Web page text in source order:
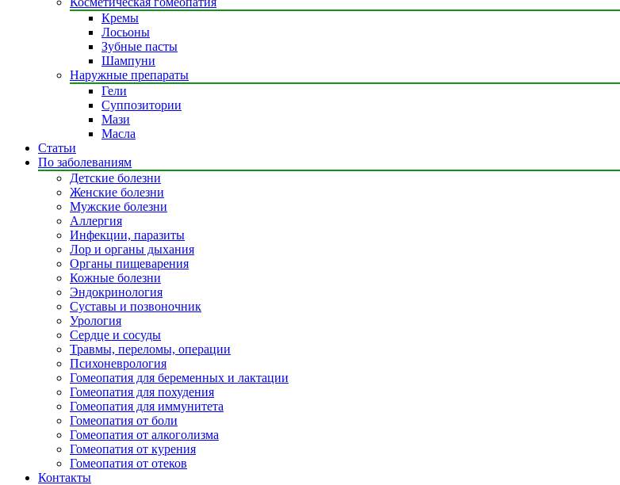
Кремы
Лосьоны
Зубные пасты
Шампуни
Наружные препараты
Гели
Суппозитории
Мази
Масла
Статьи
По заболеваниям
Детские болезни
Женские болезни
Мужские болезни
Аллергия
Инфекции, паразиты
Лор и органы дыхания
Органы пищеварения
Кожные болезни
Эндокринология
Суставы и позвоночник
Урология
Сердце и сосуды
Травмы, переломы, операции
Психоневрология
Гомеопатия для беременных и лактации
Гомеопатия для похудения
Гомеопатия для иммунитета
Гомеопатия от боли
Гомеопатия от алкоголизма
Гомеопатия от курения
Гомеопатия от отеков
Контакты